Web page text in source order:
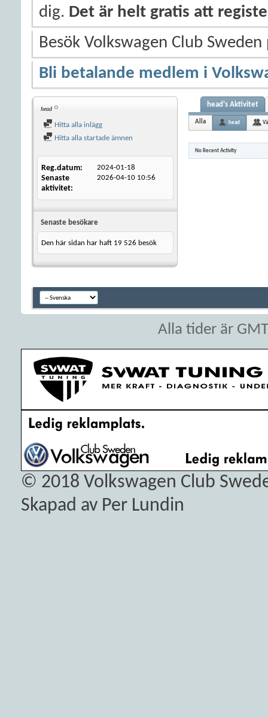
dig. Det är helt gratis att
Besök Volkswagen Club
Bli betalande medlem i
head
Hitta alla inlägg
Hitta alla startade ämnen
Reg.datum 2024-01-18
Senaste
aktivitet
2026-04-10 10:56
Senaste besökare
Den här sidan har haft 19 526 besök
head's Aktivitet
Alla head
No Recent Activity
Alla tider är
© 2018 Volkswagen Club
Skapad av Per Lundin